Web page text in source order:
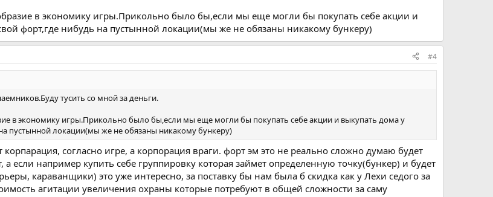
в экономику игры.Прикольно было бы,если мы еще могли бы покупать себе акции и
форт,где нибудь на пустынной локации(мы же не обязаны никакому бункеру)
#4
тусить со мной за деньги.
в экономику игры.Прикольно было бы,если мы еще могли бы покупать себе акции и выкупать дома у
пустынной локации(мы же не обязаны никакому бункеру)
корпарация, согласно игре, а корпорация враги. форт эм это не реально сложно думаю будет
а если например купить себе группировку которая займет определенную точку(бункер) и будет
караванщики) это уже интересно, за поставку бы нам была б скидка как у Лехи седого за
агитации увеличения охраны которые потребуют в общей сложности за саму